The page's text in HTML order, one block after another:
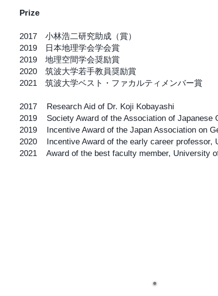
Prize
2017 小林浩二研究助成（賞）
2019 日本地理学会学会賞
2019 地理空間学会奨励賞
2020 筑波大学若手教員奨励賞
2021 筑波大学ベスト・ファカルティメンバー賞
2017 Research Aid of Dr. Koji Kobayashi
2019 Society Award of the Association of Japanese
2019 Incentive Award of the Japan Association on
2020 Incentive Award of the early career professor,
2021 Award of the best faculty member, University